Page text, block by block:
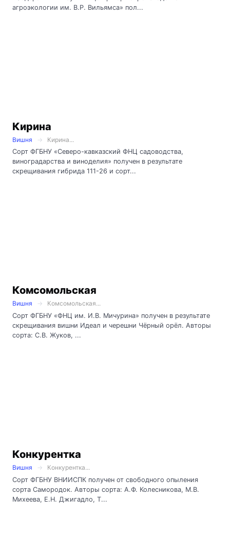
агроэкологии им. В.Р. Вильямса» пол...
Кирина
Вишня
Кирина...
Сорт ФГБНУ «Северо-кавказский ФНЦ садоводства,
виноградарства и виноделия» получен в результате
скрещивания гибрида 111-26 и сорт...
Комсомольская
Вишня
Комсомольская...
Сорт ФГБНУ «ФНЦ им. И.В. Мичурина» получен в результате
скрещивания вишни Идеал и черешни Чёрный орёл. Авторы
сорта: С.В. Жуков, ...
Конкурентка
Вишня
Конкурентка...
Сорт ФГБНУ ВНИИСПК получен от свободного опыления
сорта Самородок. Авторы сорта: А.Ф. Колесникова, М.В.
Михеева, Е.Н. Джигадло, Т...